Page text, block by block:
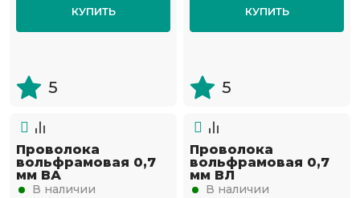
КУПИТЬ
5
КУПИТЬ
5
Проволока
вольфрамовая 0,7
мм ВА
В наличии
Проволока
вольфрамовая 0,7
мм ВЛ
В наличии